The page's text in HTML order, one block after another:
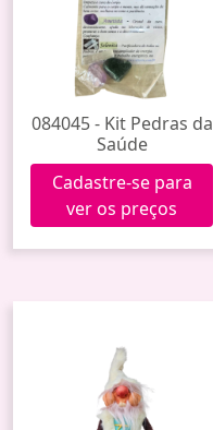
084045 - Kit Pedras da
Saúde
Cadastre-se para
ver os preços